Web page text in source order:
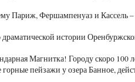
Париж, Фершампенуаз и Кассель –
истории
Магнитка! Городу скоро 100
горные пейзажи у озера Банное,